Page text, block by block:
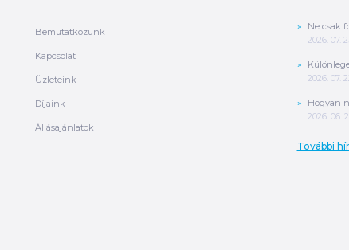
Bemutatkozunk
Kapcsolat
Üzleteink
Díjaink
Állásajánlatok
Ne csak
2026. 07.
2026. 07.
Hogyan
2026. 06.
További